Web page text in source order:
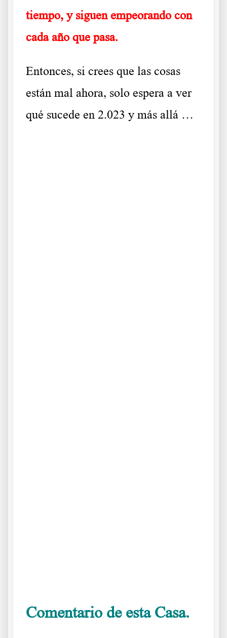
tiempo, y siguen empeorando con
cada año que pasa.
Entonces, si crees que las cosas
están mal ahora, solo espera a ver
qué sucede en 2.023 y más allá …
Comentario de esta Casa.